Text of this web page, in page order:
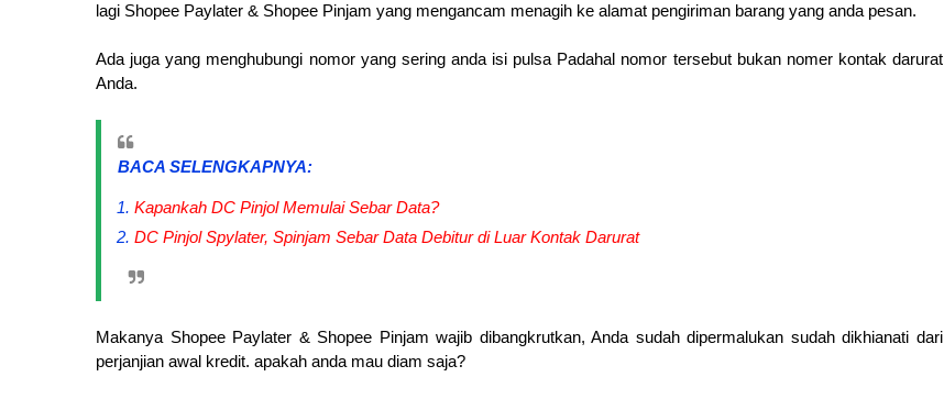
lagi Shopee Paylater & Shopee Pinjam yang mengancam menagih ke alamat pengiriman barang yang anda pesan.
Ada juga yang menghubungi nomor yang sering anda isi pulsa Padahal nomor tersebut bukan nomer kontak darurat
Anda.
BACA SELENGKAPNYA:
Kapankah DC Pinjol Memulai Sebar Data?
DC Pinjol Spylater, Spinjam Sebar Data Debitur di Luar Kontak Darurat
Makanya Shopee Paylater & Shopee Pinjam wajib dibangkrutkan, Anda sudah dipermalukan sudah dikhianati dari
perjanjian awal kredit. apakah anda mau diam saja?